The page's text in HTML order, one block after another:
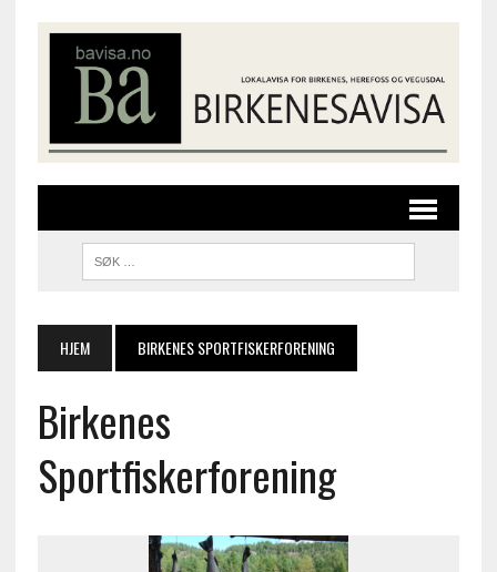
HJEM BIRKENES SPORTFISKERFORENING
Birkenes
Sportfiskerforening